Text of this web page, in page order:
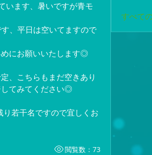
います、暑いですが青モ
、平日は空いてますので
にお願いいたします◎
、こちらもまだ空きあり
してみてください◎
若干名ですので宜しくお
閲覧数：73
すべて